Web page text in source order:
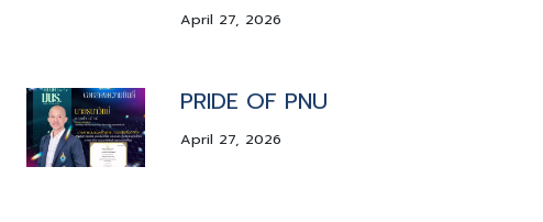
April 27, 2026
PRIDE OF PNU
April 27, 2026